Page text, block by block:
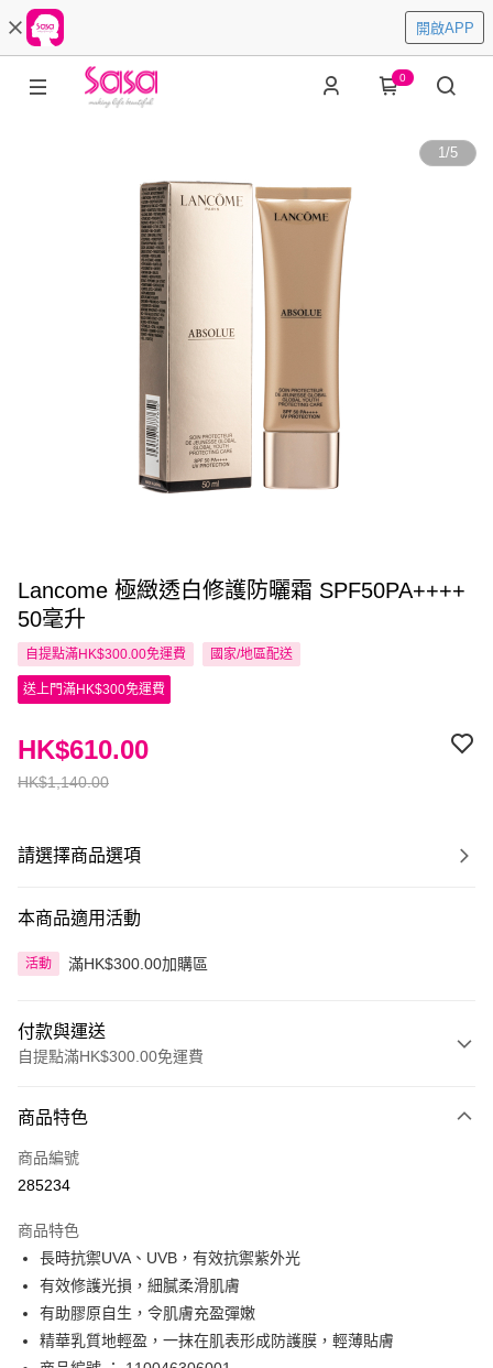
開啟APP
0
1/5
Lancome 極緻透白修護防曬霜 SPF50PA++++
50毫升
自提點滿HK$300.00免運費 國家/地區配送
送上門滿HK$300免運費
HK$1,140.00
HK$610.00
請選擇商品選項
本商品適用活動
活動 滿HK$300.00加購區
付款與運送
自提點滿HK$300.00免運費
信用卡
Apple Pay
PayMe
WeChat Pay
BoC Pay
商品特色
商品編號
285234
商品特色
長時抗禦UVA、UVB，有效抗禦紫外光
有效修護光損，細膩柔滑肌膚
有助膠原自生，令肌膚充盈彈嫩
精華乳質地輕盈，一抹在肌表形成防護膜，輕薄貼膚